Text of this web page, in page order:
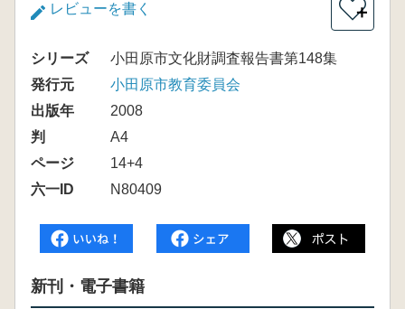
レビューを書く ＋
シリーズ
小田原市文化財調査報告書第148集
発行元
小田原市教育委員会
出版年
2008
判
A4
ページ
14+4
六一ID
N80409
新刊・電子書籍